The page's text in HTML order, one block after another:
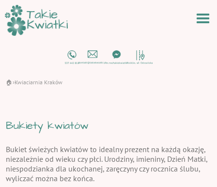
🏠 ›Kwiaciarnia Kraków
Bukiety kwiatów
Bukiet świeżych kwiatów to idealny prezent na każdą okazję,
niezależnie od wieku czy płci. Urodziny, imieniny, Dzień Matki,
niespodzianka dla ukochanej, zaręczyny czy rocznica ślubu,
wyliczać można bez końca.